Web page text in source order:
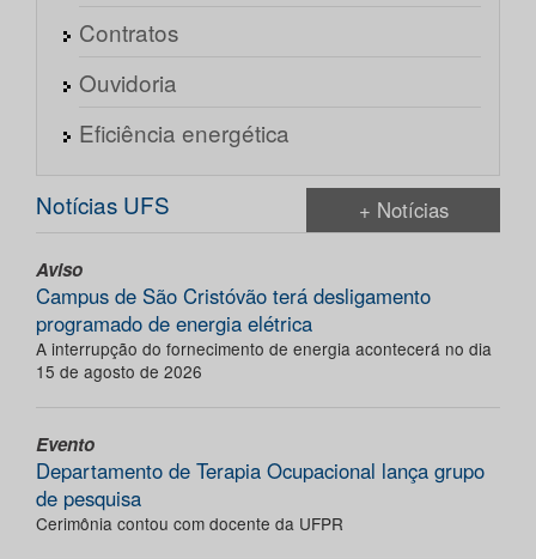
Contratos
Ouvidoria
Eficiência energética
Notícias UFS + Notícias
Aviso
Campus de São Cristóvão terá desligamento
programado de energia elétrica
A interrupção do fornecimento de energia acontecerá no dia
15 de agosto de 2026
Evento
Departamento de Terapia Ocupacional lança grupo
de pesquisa
Cerimônia contou com docente da UFPR